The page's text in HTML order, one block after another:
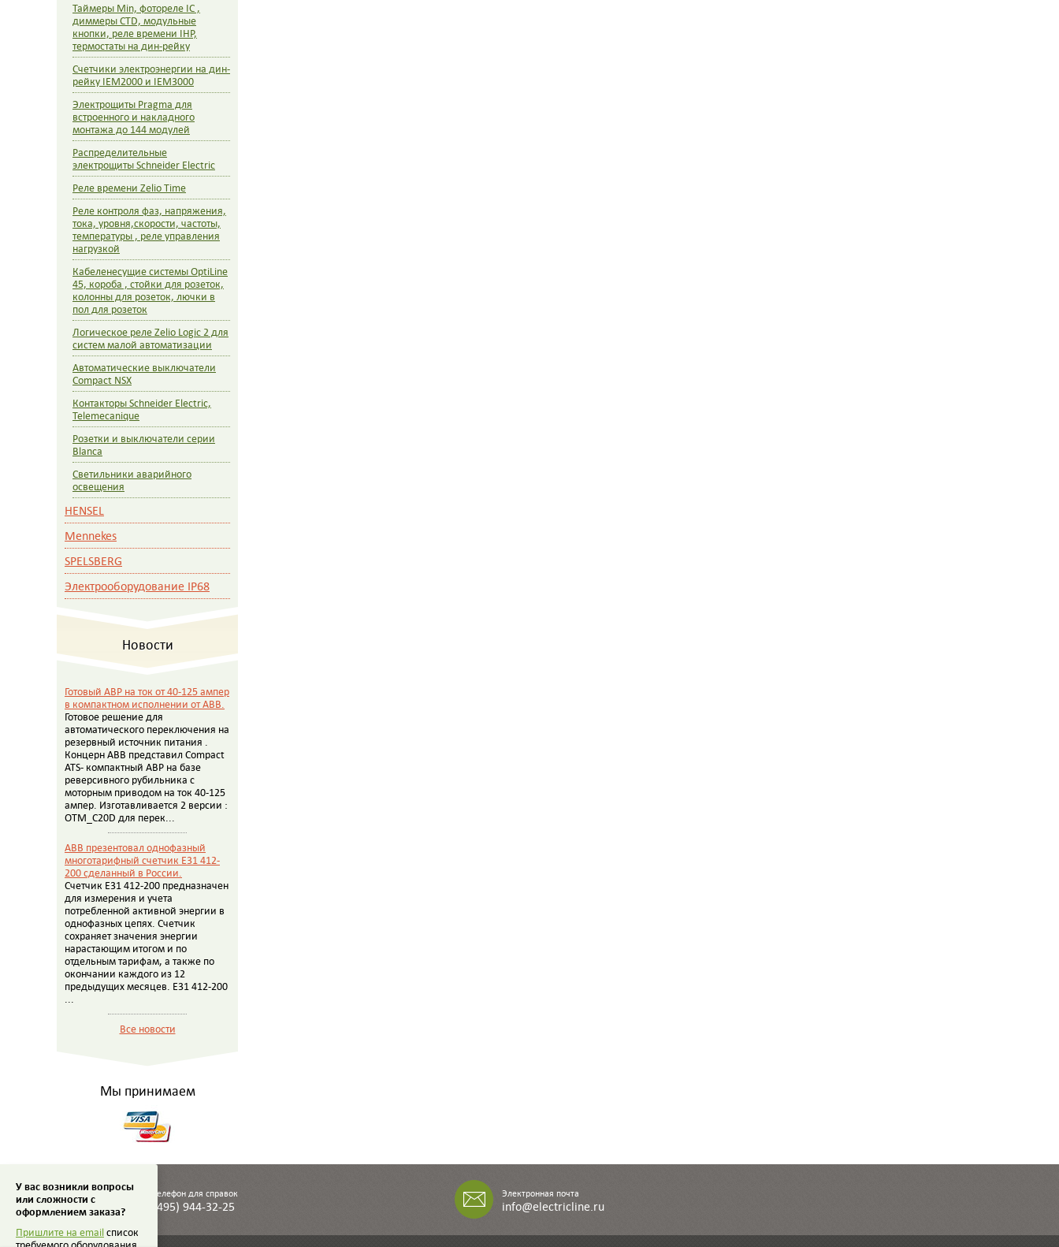
Таймеры Min, фотореле IC ,
диммеры CTD, модульные
кнопки, реле времени IHP,
термостаты на дин-рейку
Счетчики электроэнергии на дин-
рейку IEM2000 и IEM3000
Электрощиты Pragma для
встроенного и накладного
монтажа до 144 модулей
Распределительные
электрощиты Schneider Electric
Реле времени Zelio Time
Реле контроля фаз, напряжения,
тока, уровня,скорости, частоты,
температуры , реле управления
нагрузкой
Кабеленесущие системы OptiLine
45, короба , стойки для розеток,
колонны для розеток, лючки в
пол для розеток
Логическое реле Zelio Logic 2 для
систем малой автоматизации
Автоматические выключатели
Compact NSX
Контакторы Schneider Electric,
Telemecanique
Розетки и выключатели серии
Blanca
Светильники аварийного
освещения
HENSEL
Mennekes
SPELSBERG
Электрооборудование IP68
Новости
Готовый АВР на ток от 40-125 ампер
в компактном исполнении от АВВ.
Готовое решение для
автоматического переключения на
резервный источник питания .
Концерн АВВ представил Compact
ATS- компактный АВР на базе
реверсивного рубильника с
моторным приводом на ток 40-125
ампер. Изготавливается 2 версии :
OTM_C20D для перек...
ABB презентовал однофазный
многотарифный счетчик E31 412-
200 сделанный в России.
Счетчик E31 412-200 предназначен
для измерения и учета
потребленной активной энергии в
однофазных цепях. Счетчик
сохраняет значения энергии
нарастающим итогом и по
отдельным тарифам, а также по
окончании каждого из 12
предыдущих месяцев. E31 412-200
...
Все новости
Мы принимаем
Телефон для справок
(495) 944-32-25
Электронная почта
info@electricline.ru
У вас возникли вопросы
или сложности с
оформлением заказа?
Пришлите на emailсписок